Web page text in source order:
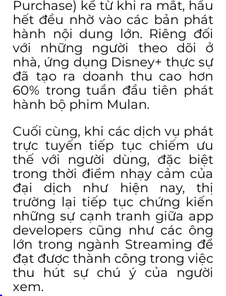
Purchase) kể từ khi ra mắt, hầu
hết đều nhờ vào các bản phát
hành nội dung lớn. Riêng đối
với những người theo dõi ở
nhà, ứng dụng Disney+ thực sự
đã tạo ra doanh thu cao hơn
60% trong tuần đầu tiên phát
hành bộ phim Mulan.
Cuối cùng, khi các dịch vụ phát
trực tuyến tiếp tục chiếm ưu
thế với người dùng, đặc biệt
trong thời điểm nhạy cảm của
đại dịch như hiện nay, thị
trường lại tiếp tục chứng kiến
những sự cạnh tranh giữa app
developers cũng như các ông
lớn trong ngành Streaming để
đạt được thành công trong việc
thu hút sự chú ý của người
xem.